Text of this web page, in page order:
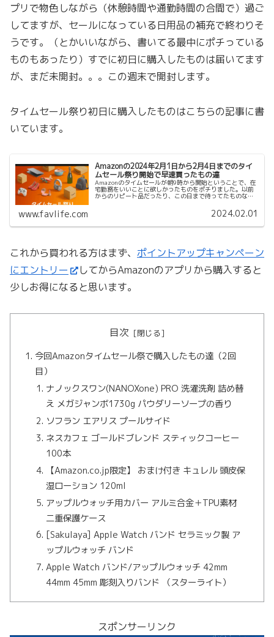
プリで物色しながら（休憩時間や通勤時間の合間で）過ご
してますが、セールになっている日用品の補充で終わりそ
うです。（とかいいながら、書いてる最中にポチっている
ものもあったり）すでに初日に購入したものは届いてます
が、まだ未開封。。。この週末で開封します。
タイムセール祭り初日に購入したものはこちらの記事に書
いています。
Amazonの2024年2月1日から2月4日までのタイ
ムセール祭り開始で早速買ったもの達
Amazonのタイムセールが朝9時から開始ということで、在
宅勤務をいいことに欲しかったものをポチりました。以前
からのリピート品だったり、この日まで待ってたものなど
www.favlife.com 2024.02.01
これから買われる方はまず、 ポイントアップキャンペーン
にエントリー
してからAmazonのアプリから購入すると
少しお得になると思います。
目次
今回Amazonタイムセール祭で購入したもの達（2回
目）
ナノックスワン(NANOXone) PRO 洗濯洗剤 詰め替
え メガジャンボ1730g パウダリーソープの香り
ソフラン エアリス プールサイド
ネスカフェ ゴールドブレンド スティックコーヒー
100本
【Amazon.co.jp限定】 おまけ付き キュレル 頭皮保
湿ローション 120ml
アップルウォッチ用カバー アルミ合金＋TPU素材
二重保護ケース
[Sakulaya] Apple Watch バンド セラミック製 ア
ップルウォッチ バンド
Apple Watch バンド/アップルウォッチ 42mm
44mm 45mm 彫刻入りバンド （スターライト）
スポンサーリンク